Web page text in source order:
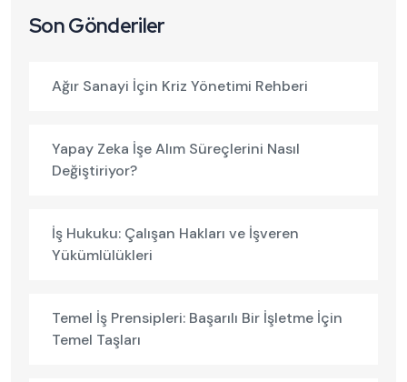
Son Gönderiler
Ağır Sanayi İçin Kriz Yönetimi Rehberi
Yapay Zeka İşe Alım Süreçlerini Nasıl
Değiştiriyor?
İş Hukuku: Çalışan Hakları ve İşveren
Yükümlülükleri
Temel İş Prensipleri: Başarılı Bir İşletme İçin
Temel Taşları